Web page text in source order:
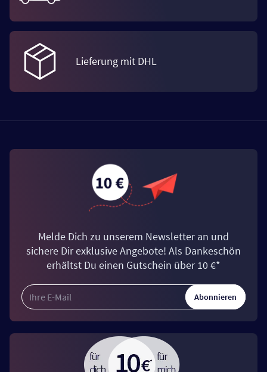
Lieferung mit DHL
Melde Dich zu unserem Newsletter an und
sichere Dir exklusive Angebote! Als Dankeschön
erhältst Du einen Gutschein über 10 €*
Abonnieren